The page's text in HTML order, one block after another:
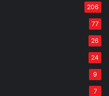
206
77
26
24
9
7